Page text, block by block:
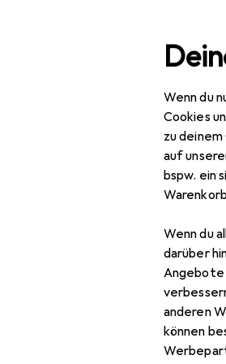
Wenn du
Cookies
zu
auf
bspw. ein
Wenn du
darüber
Angebote
anderen
können
Navigation nach Kategorien